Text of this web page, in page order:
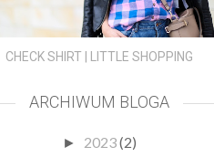
CHECK SHIRT | LITTLE SHOPPING
ARCHIWUM BLOGA
► 2023(2)